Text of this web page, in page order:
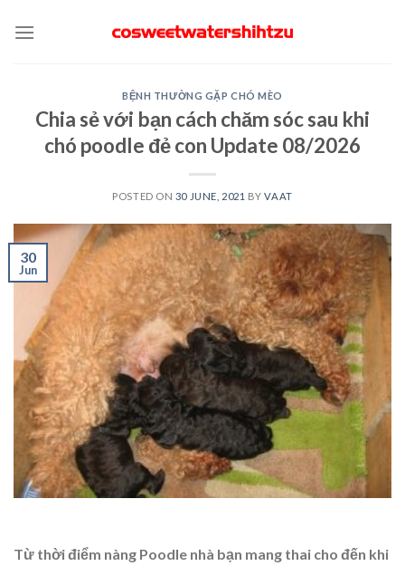
BỆNH THƯỜNG GẶP CHÓ MÈO
Chia sẻ với bạn cách chăm sóc sau khi
chó poodle đẻ con Update 08/2026
POSTED ON 30 JUNE, 2021 BYVAAT
30
Jun
Từ thời điểm nàng Poodle nhà bạn mang thai cho đến khi